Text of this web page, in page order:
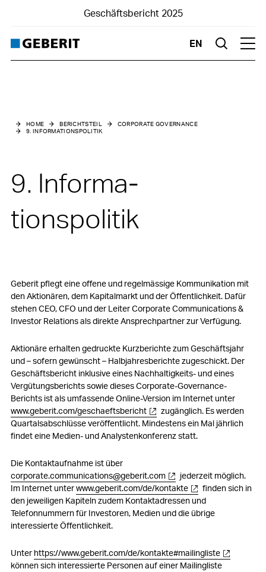
Geschäftsbericht 2025
EN Suche
2. Kapitalstruktur
3. Verwal­tungsrat
6. Mitwirkungsrechte der Aktionäre
7. Kontrollwechsel und Abwehrmassnahmen
8. Revisionsstelle
9. Informationspolitik
10. Handelssperrzeiten
HOME BERICHTSTEIL
CORPORATE GOVERNANCE
9. INFORMATIONSPOLITIK
9. Informa­
tionspolitik
Geberit pflegt eine offene und regelmässige Kommunikation mit
den Aktionären, dem Kapitalmarkt und der Öffentlichkeit. Dafür
stehen CEO, CFO und der Leiter Corporate Communications &
Investor Relations als direkte Ansprechpartner zur Verfügung.
Aktionäre erhalten gedruckte Kurzberichte zum Geschäftsjahr
und – sofern gewünscht – Halbjahresberichte zugeschickt. Der
Geschäftsbericht inklusive eines Nachhaltigkeits- und eines
Vergütungsberichts sowie dieses Corporate-Governance-
Berichts ist als umfassende Online-Version im Internet unter
www.geberit.com/geschaeftsbericht
zugänglich. Es werden
Quartalsabschlüsse veröffentlicht. Mindestens ein Mal jährlich
findet eine Medien- und Analystenkonferenz statt.
Die Kontaktaufnahme ist über
corporate.communications@geberit.com
jederzeit möglich.
Im Internet unterwww.geberit.com/de/kontakte
finden sich in
den jeweiligen Kapiteln zudem Kontaktadressen und
Telefonnummern für Investoren, Medien und die übrige
interessierte Öffentlichkeit.
Unter https://www.geberit.com/de/kontakte#mailingliste
können sich interessierte Personen auf einer Mailingliste